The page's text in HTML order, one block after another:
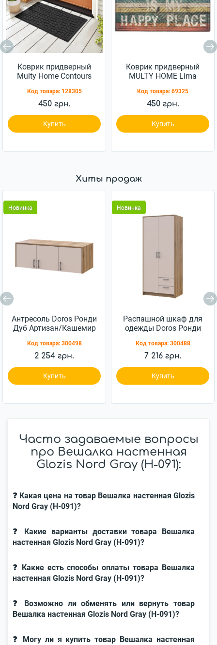
Коврик придверный
Multy Home Contours
45x75см (EU5000128)
Код товара: 128305
450 грн.
Купить
Коврик придверный
MULTY HOME Lima
Код товара: 69325
450 грн.
Купить
Хиты продаж
Новинка
Антресоль Doros Ронди
Дуб Артизан/Кашемир
(80737823)
Код товара: 300498
2 254 грн.
Купить
Новинка
Распашной шкаф для
одежды Doros Ронди
2ДСП 82х52х195
(80737805)
Код товара: 300488
7 216 грн.
Купить
Часто задаваемые вопросы
про Вешалка настенная
Glozis Nord Gray (H-091):
❓ Какая цена на товар Вешалка настенная Glozis
Nord Gray (H-091)?
❓ Какие варианты доставки товара Вешалка
настенная Glozis Nord Gray (H-091)?
❓ Какие есть способы оплаты товара Вешалка
настенная Glozis Nord Gray (H-091)?
❓ Возможно ли обменять или вернуть товар
Вешалка настенная Glozis Nord Gray (H-091)?
❓ Могу ли я купить товар Вешалка настенная